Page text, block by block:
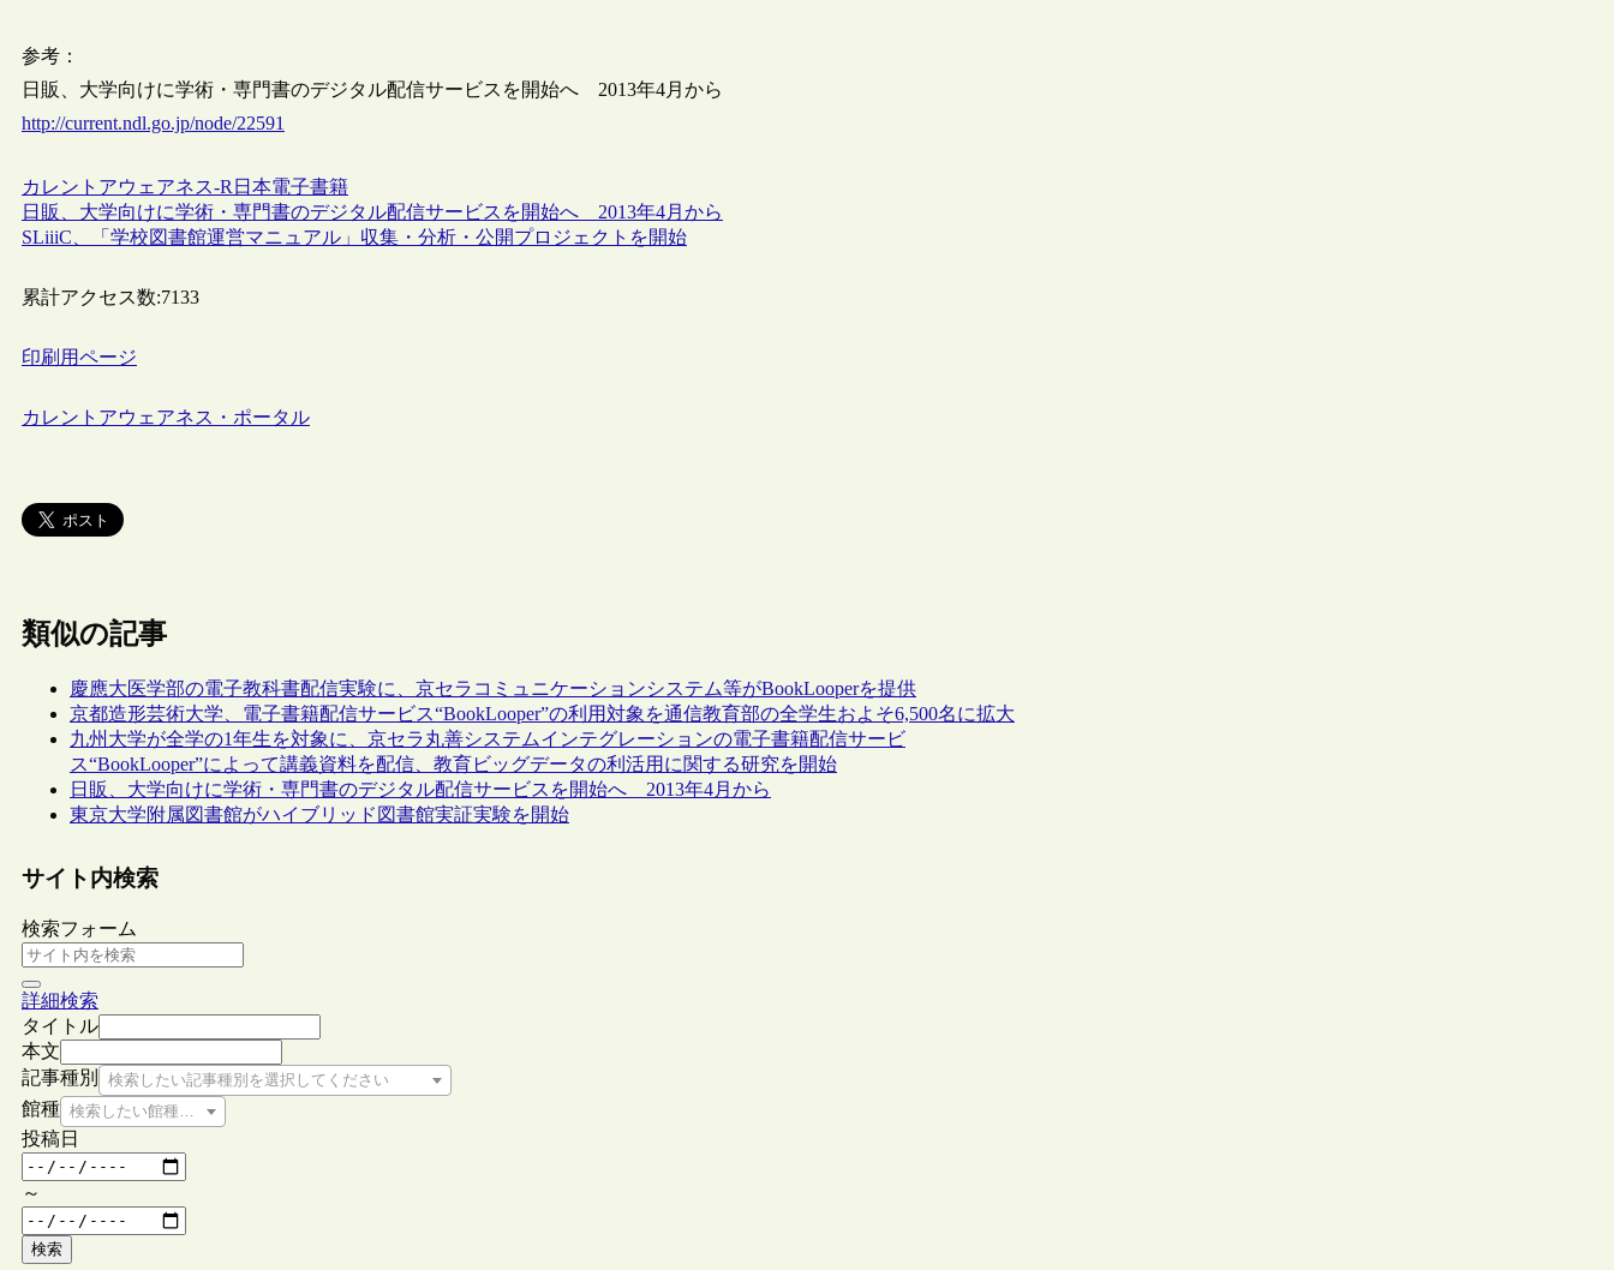
参考：
日販、大学向けに学術・専門書のデジタル配信サービスを開始へ 2013年4月から
http://current.ndl.go.jp/node/22591
カレントアウェアネス-R 日本電子書籍
日販、大学向けに学術・専門書のデジタル配信サービスを開始へ 2013年4月から
SLiiiC、「学校図書館運営マニュアル」収集・分析・公開プロジェクトを開始
累計アクセス数:7133
印刷用ページ
カレントアウェアネス・ポータル
類似の記事
慶應大医学部の電子教科書配信実験に、京セラコミュニケーションシステム等がBookLooperを提供
京都造形芸術大学、電子書籍配信サービス“BookLooper”の利用対象を通信教育部の全学生およそ6,500名に拡大
九州大学が全学の1年生を対象に、京セラ丸善システムインテグレーションの電子書籍配信サービ
ス“BookLooper”によって講義資料を配信、教育ビッグデータの利活用に関する研究を開始
日販、大学向けに学術・専門書のデジタル配信サービスを開始へ 2013年4月から
東京大学附属図書館がハイブリッド図書館実証実験を開始
サイト内検索
検索フォーム
詳細検索
タイトル
本文
記事種別
検索したい記事種別を選択してください
館種 検索したい館種を選択してください
投稿日
～
検索